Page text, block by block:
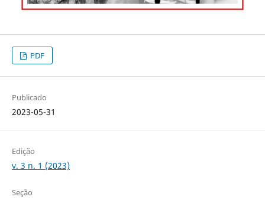
PDF
Publicado
2023-05-31
Edição
v. 3 n. 1 (2023)
Seção